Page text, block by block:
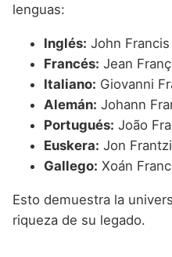
lenguas:
Inglés: John Francis
Francés: Jean
Italiano: Giovanni
Alemán: Johann
Portugués: João
Euskera: Jon
Gallego: Xoán
Esto demuestra la
riqueza de su legado.